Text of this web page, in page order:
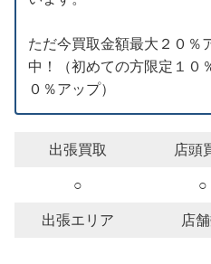
ただ今買取金額最大２０％
中！（初めての方限定１０
０％アップ）
出張買取 店頭
○ ○
出張エリア 店